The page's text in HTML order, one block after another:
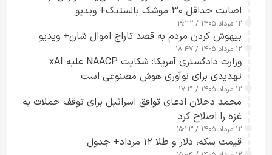
اصابت حداقل ۳۰ موشک بالستیک+ ویدیو
۱۲ مرداد ۱۴۰۵ / ۱۹:۳۲
بیهوش کردن مردم به قصد تاراج اموال شان+ ویدیو
۱۲ مرداد ۱۴۰۵ / ۱۸:۴۷
وزارت دادگستری آمریکا: شکایت NAACP علیه xAI
تهدیدی برای نوآوری هوش مصنوعی است
۱۲ مرداد ۱۴۰۵ / ۱۷:۲۱
محمد دحلان ادعای توافق اسرائیل برای توقف حملات به
غزه را اصلاح کرد
۱۲ مرداد ۱۴۰۵ / ۱۵:۲۳
قیمت سکه، دلار و طلا ۱۲ مرداد+ جدول